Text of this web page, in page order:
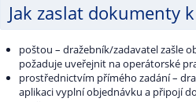
Jak zaslat dokumenty
poštou – dražebník/zadavatel zašle
požaduje uveřejnit na operátorské
prostřednictvím přímého zadání –
aplikaci vyplní objednávku a připojí